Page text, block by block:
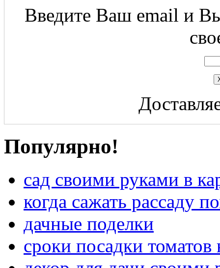
Введите Ваш email и
Популярно!
сад своими руками в
когда сажать рассаду
дачные поделки
сроки посадки томатов